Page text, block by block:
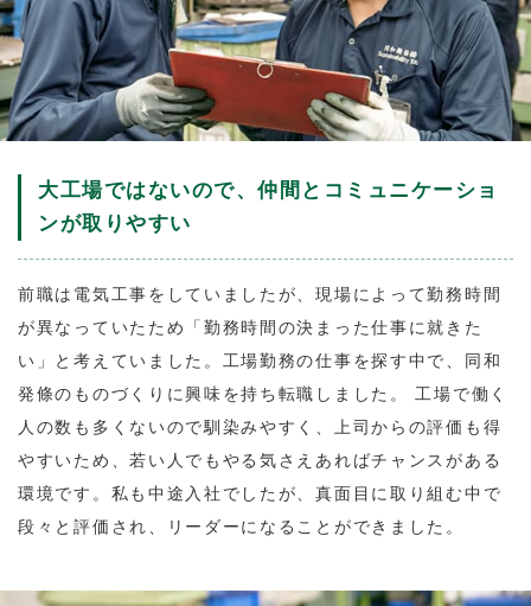
大工場ではないので、仲間とコミュニケーショ
ンが取りやすい
前職は電気工事をしていましたが、現場によって勤務時間
が異なっていたため「勤務時間の決まった仕事に就きた
い」と考えていました。工場勤務の仕事を探す中で、同和
発條のものづくりに興味を持ち転職しました。 工場で働く
人の数も多くないので馴染みやすく、上司からの評価も得
やすいため、若い人でもやる気さえあればチャンスがある
環境です。私も中途入社でしたが、真面目に取り組む中で
段々と評価され、リーダーになることができました。